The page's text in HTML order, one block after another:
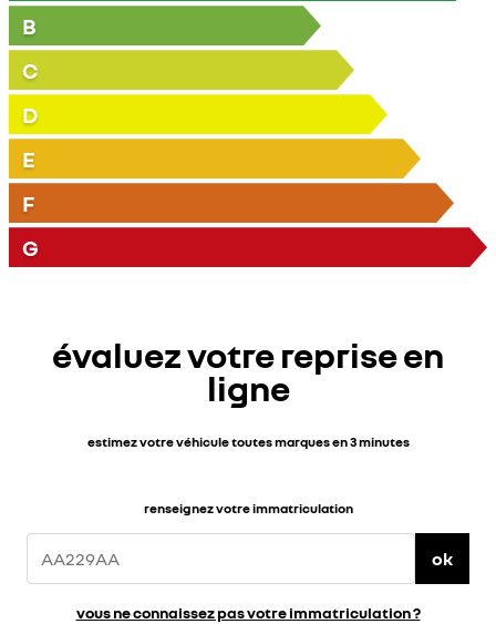
B
C
D
E
F
G
évaluez votre reprise en
ligne
estimez votre véhicule toutes marques en 3 minutes
renseignez votre immatriculation
ok
vous ne connaissez pas votre immatriculation ?